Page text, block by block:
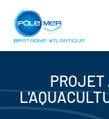
Cookies management
Skip
main
PROJET